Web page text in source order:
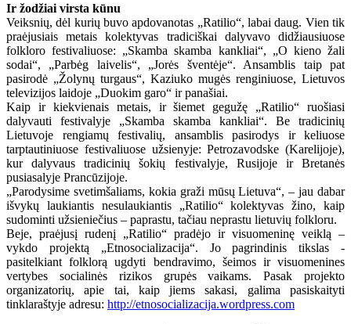
Ir žodžiai virsta kūnu
Veiksnių, dėl kurių buvo apdovanotas „Ratilio“, labai daug. Vien tik
praėjusiais metais kolektyvas tradiciškai dalyvavo didžiausiuose
folkloro festivaliuose: „Skamba skamba kankliai“, „O kieno žali
sodai“, „Parbėg laivelis“, „Jorės šventėje“. Ansamblis taip pat
pasirodė „Žolynų turgaus“, Kaziuko mugės renginiuose, Lietuvos
televizijos laidoje „Duokim garo“ ir panašiai.
Kaip ir kiekvienais metais, ir šiemet gegužę „Ratilio“ ruošiasi
dalyvauti festivalyje „Skamba skamba kankliai“. Be tradicinių
Lietuvoje rengiamų festivalių, ansamblis pasirodys ir keliuose
tarptautiniuose festivaliuose užsienyje: Petrozavodske (Karelijoje),
kur dalyvaus tradicinių šokių festivalyje, Rusijoje ir Bretanės
pusiasalyje Prancūzijoje.
„Parodysime svetimšaliams, kokia graži mūsų Lietuva“, – jau dabar
išvykų laukiantis nesulaukiantis „Ratilio“ kolektyvas žino, kaip
sudominti užsieniečius – paprastu, tačiau neprastu lietuvių folkloru.
Beje, praėjusį rudenį „Ratilio“ pradėjo ir visuomeninę veiklą –
vykdo projektą „Etnosocializacija“. Jo pagrindinis tikslas -
pasitelkiant folklorą ugdyti bendravimo, šeimos ir visuomenines
vertybes socialinės rizikos grupės vaikams. Pasak projekto
organizatorių, apie tai, kaip jiems sakasi, galima pasiskaityti
tinklaraštyje adresu: http://etnosocializacija.wordpress.com